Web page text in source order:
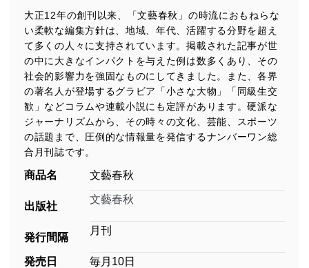
大正12年の創刊以来、「文藝春秋」の時流におもねらな
い柔軟な編集方針は、地域、年代、活躍する分野を超え
て多くの人々に支持されています。掲載された記事が世
の中に大きなインパクトを与えた例は数多くあり、その
社会的影響力を強固なものにしてきました。また、各界
の著名人が登場するグラビア「小さな大物」「同級生交
歓」などコラムや連載小説にも定評があります。硬派な
ジャーナリズムから、その時々の文化、芸能、スポーツ
の話題まで、圧倒的な情報量を発信するナンバーワン総
合月刊誌です。
商品名 文藝春秋
出版社
文藝春秋
発行間隔
月刊
発売日 毎月10日